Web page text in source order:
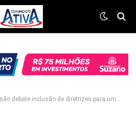
inclusão de diretrizes para uma educação antirracista no novo PNE